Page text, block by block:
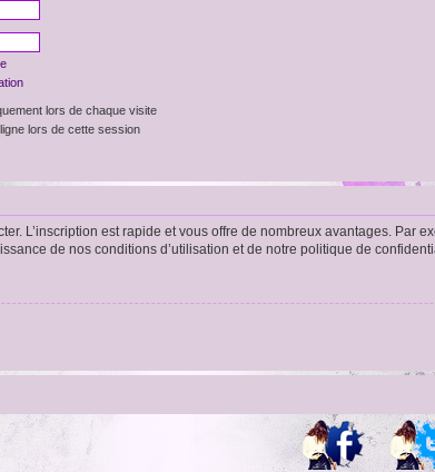
lors de chaque visite
lors de cette session
L’inscription est rapide et vous offre de nombreux avantages.
de nos conditions d’utilisation et de notre politique de